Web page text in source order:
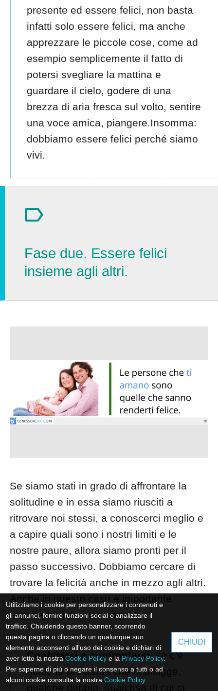
presente ed essere felici, non basta
infatti solo essere felici, ma anche
apprezzare le piccole cose, come ad
esempio semplicemente il fatto di
potersi svegliare la mattina e
guardare il cielo, godere di una
brezza di aria fresca sul volto, sentire
una voce amica, piangere.Insomma:
dobbiamo essere felici perché siamo
vivi.
Fase due. Essere felici
insieme agli altri.
Se siamo stati in grado di affrontare la
solitudine e in essa siamo riusciti a
ritrovare noi stessi, a conoscerci meglio e
a capire quali sono i nostri limiti e le
nostre paure, allora siamo pronti per il
passo successivo. Dobbiamo cercare di
trovare la felicità anche in mezzo agli altri.
seguire un percorso come:
Confidarsi e confrontarsi, se c’è
qualche problema che ci affligge,
qualche dubbio, qualcosa di cui ci
Utilizziamo i cookie per personalizzare i contenuti e
gli annunci, fornire funzioni social e analizzare il
traffico. Chiudendo questo banner, scorrendo
questa pagina o cliccando un qualunque suo
elemento acconsenti all'uso dei cookie e dichiari di
aver letto la nostra Cookie Policy e la Privacy Policy.
Per saperne di più o negare il consenso a tutti o ad
alcuni cookie consulta la nostra Cookie Policy.
CHIUDI